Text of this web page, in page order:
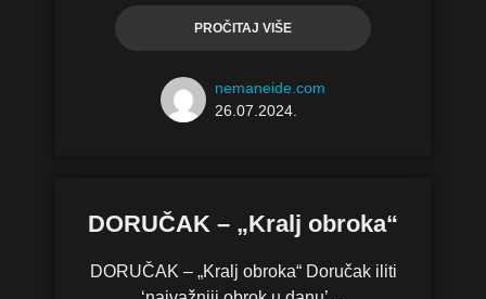
PROČITAJ VIŠE
nemaneide.com
26.07.2024.
DORUČAK – „Kralj obroka“
DORUČAK – „Kralj obroka“ Doručak iliti